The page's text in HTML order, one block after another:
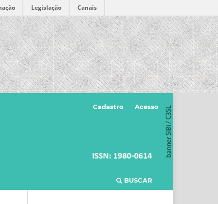
Legislação Canais
BUSCAR
Cadastro Acesso